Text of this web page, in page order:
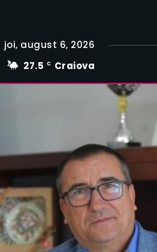
joi, august 6, 2026
27.5 C Craiova